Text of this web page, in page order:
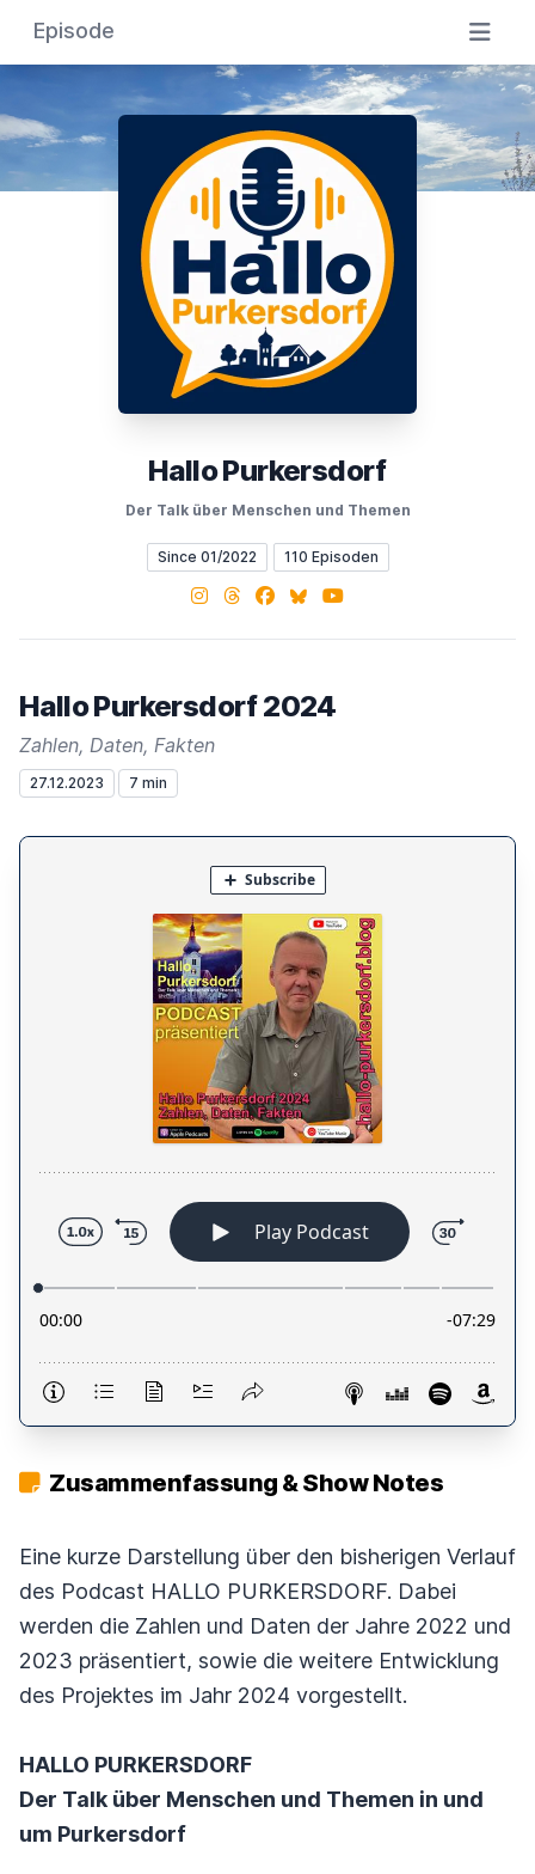
Episode
Hallo Purkersdorf
Der Talk über Menschen und Themen
Since 01/2022 110 Episoden
Instagram
Threads
Facebook
BlueskyYouTube
Hallo Purkersdorf 2024
Zahlen, Daten, Fakten
27.12.2023 7 min
Zusammenfassung & Show Notes
Eine kurze Darstellung über den bisherigen Verlauf
des Podcast HALLO PURKERSDORF. Dabei
werden die Zahlen und Daten der Jahre 2022 und
2023 präsentiert, sowie die weitere Entwicklung
des Projektes im Jahr 2024 vorgestellt.
HALLO PURKERSDORF
Der Talk über Menschen und Themen in und
um Purkersdorf